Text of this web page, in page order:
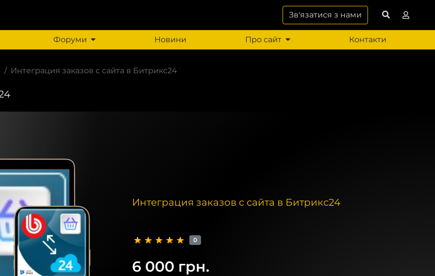
Зв'язатися з нами
Форуми Новини Про сайт Контакти
Интеграция заказов с сайта в Битрикс24
Интеграция заказов с сайта в Битрикс24
0
6 000 грн.